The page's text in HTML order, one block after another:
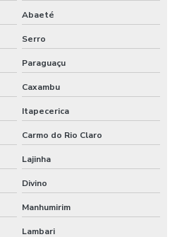
Abaeté
Serro
Paraguaçu
Caxambu
Itapecerica
Carmo do Rio Claro
Lajinha
Divino
Manhumirim
Lambari